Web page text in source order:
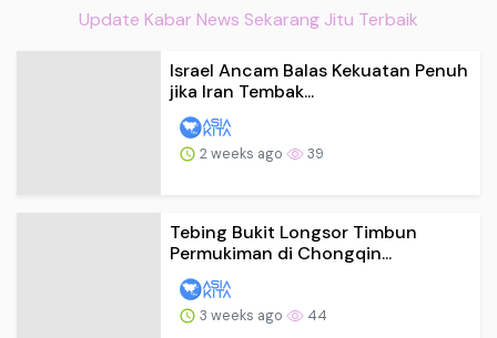
jika Iran Tembak...
2 weeks ago
4 Next Last